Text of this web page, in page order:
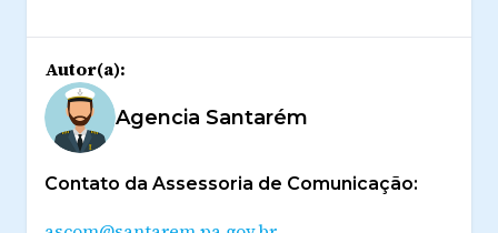
Autor(a):
Agencia Santarém
Contato da Assessoria de Comunicação: